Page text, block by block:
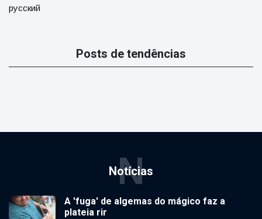
русский
Posts de tendências
Notícias
N
A 'fuga' de algemas do mágico faz a
plateia rir